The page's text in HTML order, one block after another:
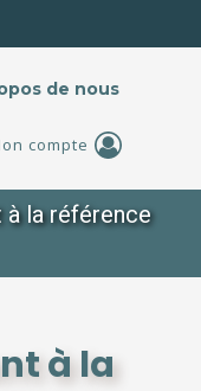
de nous
compte
à la référence
à la